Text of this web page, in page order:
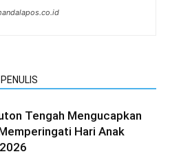
Tengah Mengucapkan
Hari Anak